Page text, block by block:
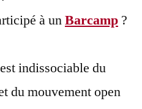
à unBarcamp ?
est indissociable du
du mouvement open